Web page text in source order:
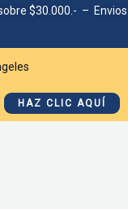
$30.000.- – Envios
HAZ CLIC AQUÍ